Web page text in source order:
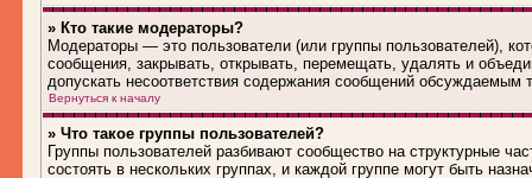
» Кто такие модераторы?
Модераторы — это пользователи (или группы пользователей),
сообщения, закрывать, открывать, перемещать, удалять и
допускать несоответствия содержания сообщений
Вернуться к началу
» Что такое группы пользователей?
Группы пользователей разбивают сообщество на структурные
состоять в нескольких группах, и каждой группе могут быть